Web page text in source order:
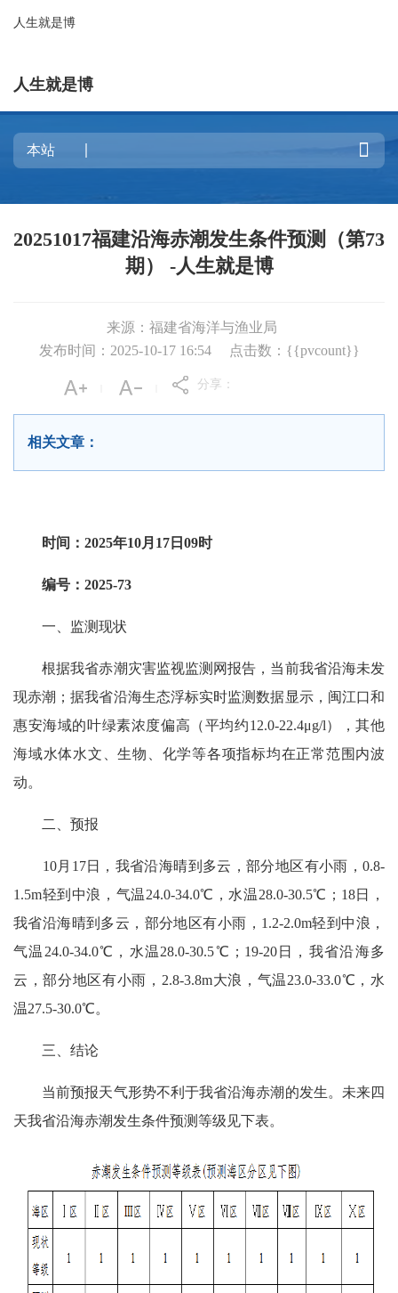
人生就是博
人生就是博

20251017福建沿海赤潮发生条件预测（第73
期） -人生就是博
来源：福建省海洋与渔业局
发布时间：2025-10-17 16:54
点击数：{{pvcount}}
分享：
相关文章：
时间：2025年10月17日09时
编号：2025-73
一、监测现状
根据我省赤潮灾害监视监测网报告，当前我省沿海未发
现赤潮；据我省沿海生态浮标实时监测数据显示，闽江口和
惠安海域的叶绿素浓度偏高（平均约12.0-22.4μg/l），其他
海域水体水文、生物、化学等各项指标均在正常范围内波
动。
二、预报
10月17日，我省沿海晴到多云，部分地区有小雨，0.8-
1.5m轻到中浪，气温24.0-34.0℃，水温28.0-30.5℃；18日，
我省沿海晴到多云，部分地区有小雨，1.2-2.0m轻到中浪，
气温24.0-34.0℃，水温28.0-30.5℃；19-20日，我省沿海多
云，部分地区有小雨，2.8-3.8m大浪，气温23.0-33.0℃，水
温27.5-30.0℃。
三、结论
当前预报天气形势不利于我省沿海赤潮的发生。未来四
天我省沿海赤潮发生条件预测等级见下表。